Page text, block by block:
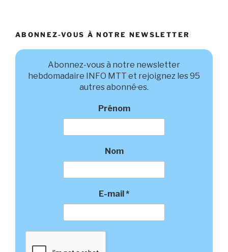
ABONNEZ-VOUS À NOTRE NEWSLETTER
Abonnez-vous à notre newsletter
hebdomadaire INFO MTT et rejoignez les 95
autres abonné·es.
Prénom
Nom
E-mail*